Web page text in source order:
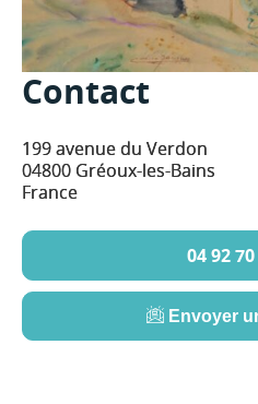
Contact
199 avenue du Verdon
04800 Gréoux-les-Bains
France
04 92
Envoyer